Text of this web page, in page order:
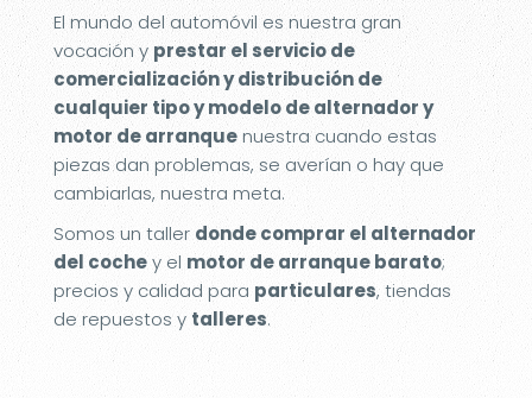
El mundo del automóvil es nuestra gran
vocación y prestar el servicio de
comercialización y distribución de
cualquier tipo y modelo de alternador y
motor de arranquenuestra cuando estas
piezas dan problemas, se averían o hay que
cambiarlas, nuestra meta.
Somos un taller donde comprar el alternador
del cochey el motor de arranque barato;
precios y calidad para particulares, tiendas
de repuestos y talleres.